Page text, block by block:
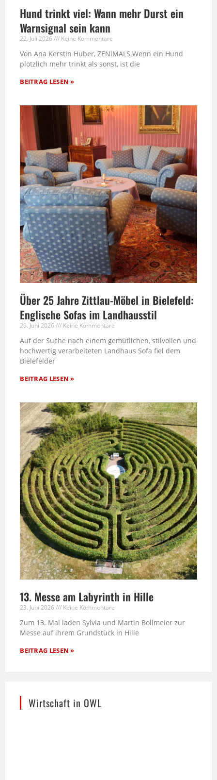
Hund trinkt viel: Wann mehr Durst ein
Warnsignal sein kann
22. Juli 2026 Keine Kommentare
Von Ana Kerstin Huber, ZENiMALS Wenn ein Hund
plötzlich mehr trinkt als sonst, ist die
BEITRAG LESEN »
Über 25 Jahre Zittlau-Möbel in Bielefeld:
Englische Sofas im Landhausstil
29. Juni 2026 Keine Kommentare
Auf der Suche nach einem gemütlichen, stilvollen und
hochwertig verarbeiteten Landhaus Sofa fiel dem
Bielefelder
BEITRAG LESEN »
13. Messe am Labyrinth in Hille
23. Juni 2026 Keine Kommentare
Zum 13. Mal laden Sylvia und Martin Bollmeier zur
Messe auf ihrem Grundstück in Hille
BEITRAG LESEN »
Wirtschaft in OWL